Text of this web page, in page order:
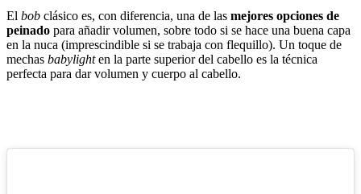
El bob clásico es, con diferencia, una de las mejores opciones de
peinado para añadir volumen, sobre todo si se hace una buena capa
en la nuca (imprescindible si se trabaja con flequillo). Un toque de
mechas babylighten la parte superior del cabello es la técnica
perfecta para dar volumen y cuerpo al cabello.